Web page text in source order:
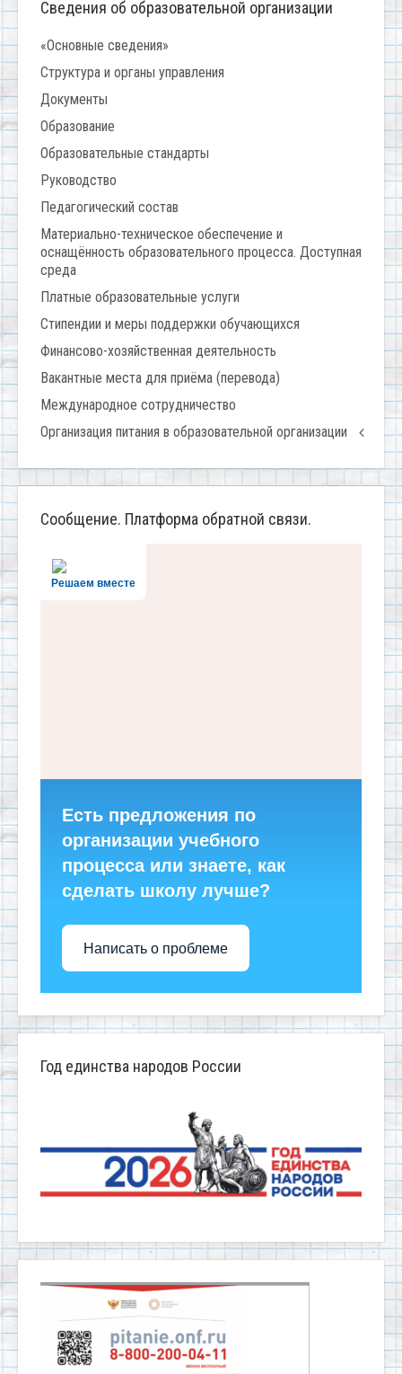
Сведения об образовательной организации
«Основные сведения»
Структура и органы управления
Документы
Образование
Образовательные стандарты
Руководство
Педагогический состав
Материально-техническое обеспечение и
оснащённость образовательного процесса. Доступная
среда
Платные образовательные услуги
Стипендии и меры поддержки обучающихся
Финансово-хозяйственная деятельность
Вакантные места для приёма (перевода)
Международное сотрудничество
Организация питания в образовательной организации
Сообщение. Платформа обратной связи.
Решаем вместе
Есть предложения по
организации учебного
процесса или знаете, как
сделать школу лучше?
Написать о проблеме
Год единства народов России